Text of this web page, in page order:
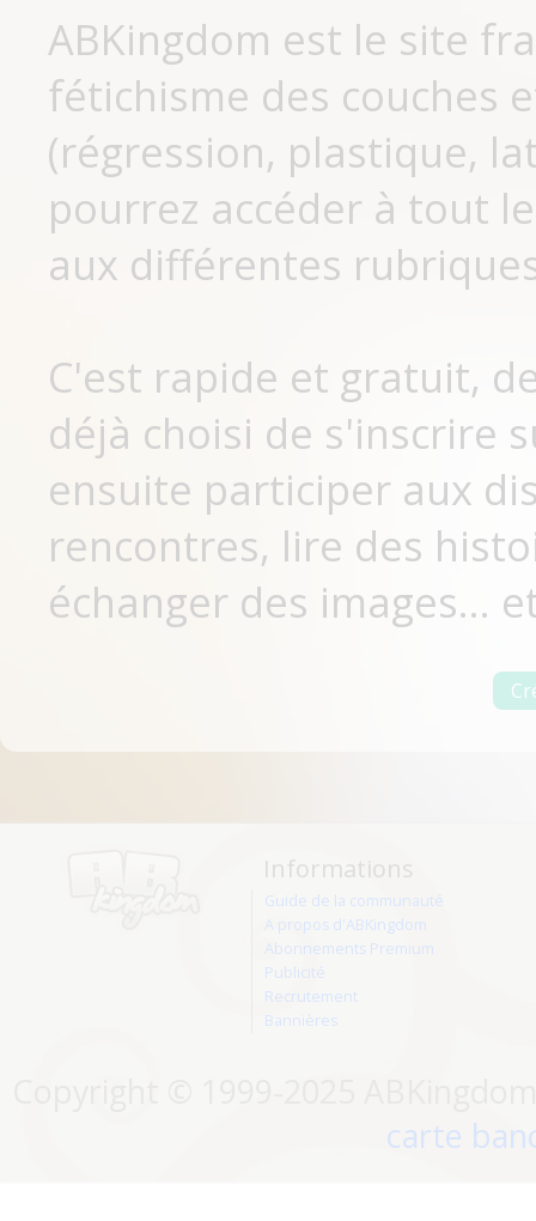
ABKingdom est le site
fétichisme des couches
(régression, plastique,
pourrez accéder à tout
aux différentes
C'est rapide et gratuit,
déjà choisi de s'inscrire
ensuite participer aux
rencontres, lire des
échanger des images...
Informations
Guide de la communauté
A propos d'ABKingdom
Abonnements Premium
Publicité
Recrutement
Bannières
carte